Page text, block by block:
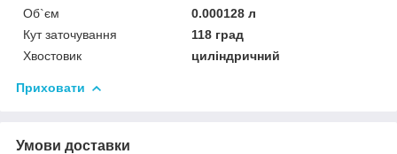
Об`єм
0.000128 л
Кут заточування
118 град
Хвостовик
циліндричний
Приховати
Умови доставки